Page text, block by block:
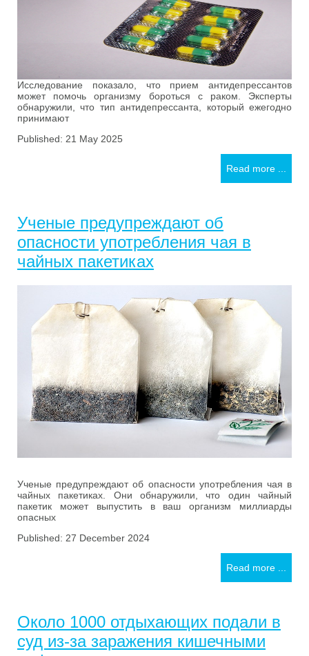
Исследование показало, что прием антидепрессантов
может помочь организму бороться с раком. Эксперты
обнаружили, что тип антидепрессанта, который ежегодно
принимают
Published: 21 May 2025
Read more ...
Ученые предупреждают об
опасности употребления чая в
чайных пакетиках
Ученые предупреждают об опасности употребления чая в
чайных пакетиках. Они обнаружили, что один чайный
пакетик может выпустить в ваш организм миллиарды
опасных
Published: 27 December 2024
Read more ...
Около 1000 отдыхающих подали в
суд из-за заражения кишечными